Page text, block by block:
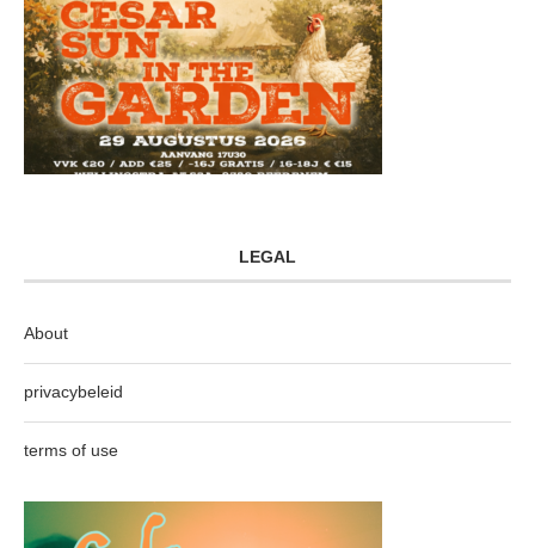
LEGAL
About
privacybeleid
terms of use